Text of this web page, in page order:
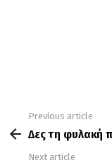
more
Previous article
Δες τη φυλακή
Next article